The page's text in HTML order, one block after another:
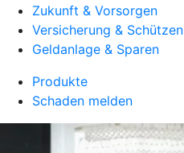
Zukunft & Vorsorgen
Versicherung & Schützen
Geldanlage & Sparen
Produkte
Schaden melden